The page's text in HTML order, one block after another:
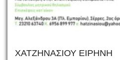
ΧΑΤΖΗΝΑΣΙΟΥ ΕΙΡΗΝΗ